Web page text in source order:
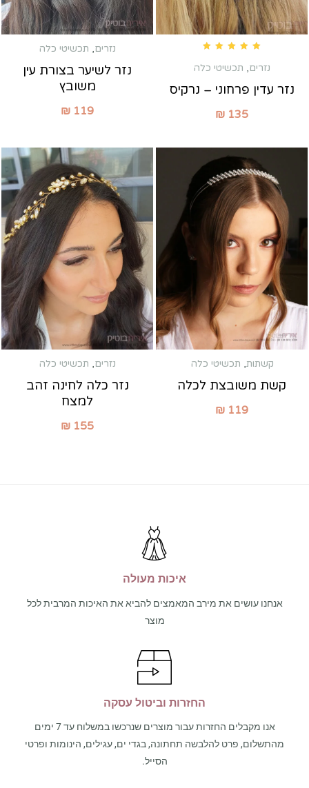
נזרים, תכשיטי כלה
נזר עדין פרחוני – נרקיס
₪ 135
נזרים, תכשיטי כלה
נזר לשיער בצורת עין
משובץ
₪ 119
קשתות, תכשיטי כלה
קשת משובצת לכלה
₪ 119
נזרים, תכשיטי כלה
נזר כלה לחינה זהב
למצח
₪ 155
איכות מעולה
אנחנו עושים את מירב המאמצים להביא את האיכות המרבית לכל
מוצר
החזרות וביטול עסקה
אנו מקבלים החזרות עבור מוצרים שנרכשו במשלוח עד 7 ימים
מהתשלום, פרט להלבשה תחתונה, בגדי ים, עגילים, הינומות ופרטי
הסייל.